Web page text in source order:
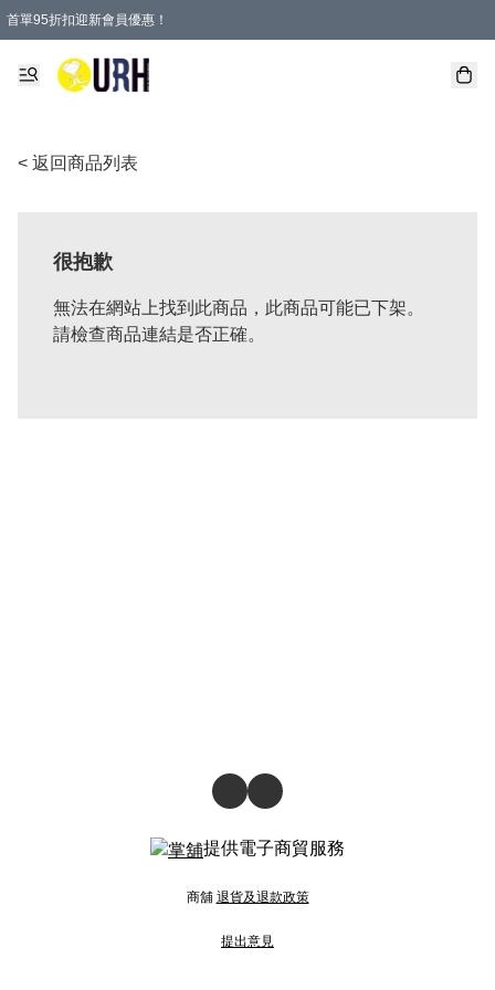
首單95折扣迎新會員優惠！
特選會員可享全單低至 95 折優惠！
單一訂單滿HKD600(澳門HKD800)包郵寄順豐送到家。
< 返回商品列表
很抱歉
無法在網站上找到此商品，此商品可能已下架。
請檢查商品連結是否正確。
提供電子商貿服務
商舖 退貨及退款政策
提出意見